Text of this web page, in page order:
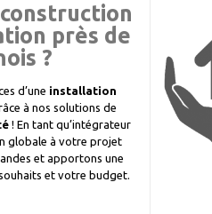
près de
?
d’une installation
à nos solutions de
! En tant qu’intégrateur
globale à votre projet
et apportons une
et votre budget.